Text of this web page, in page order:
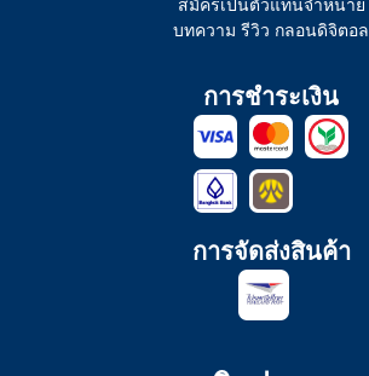
สมัครเป็นตัวแทนจำหน่าย
บทความ รีวิว กลอนดิจิตอล
การชำระเงิน
การจัดส่งสินค้า